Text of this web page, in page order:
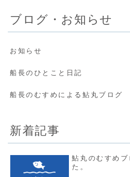
ブログ・お知らせ
お知らせ
船長のひとこと日記
船長のむすめによる鮎丸ブログ
新着記事
鮎丸のむすめ
た。